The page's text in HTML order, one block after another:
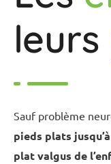
leurs
Sauf problème
pieds plats
plat valgus de